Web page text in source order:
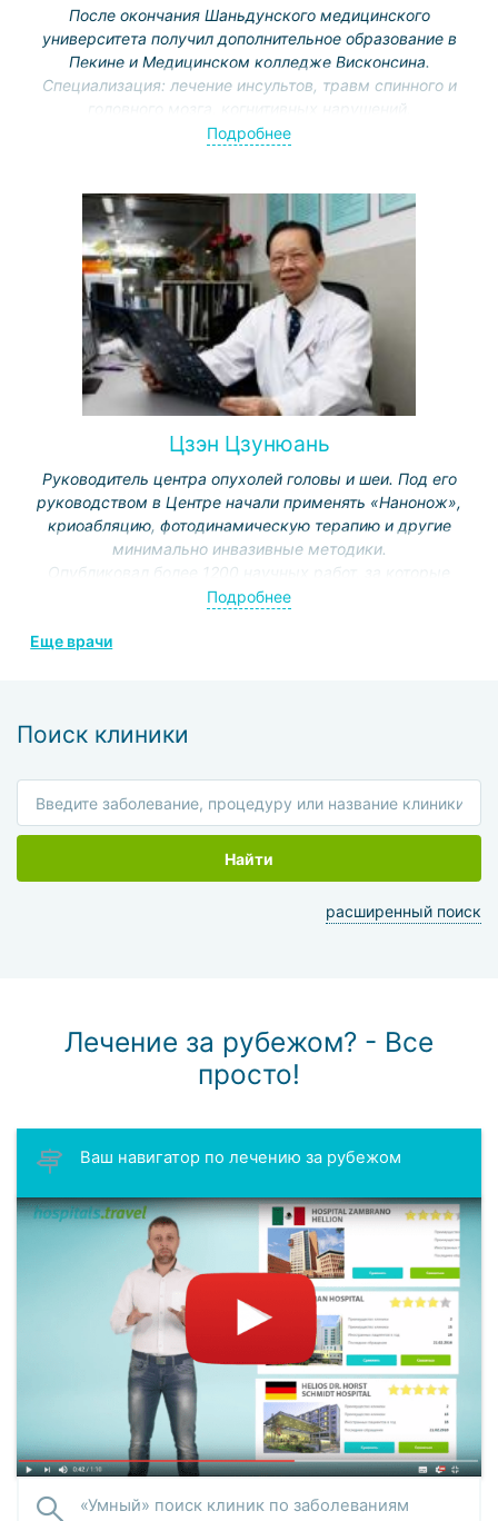
После окончания Шаньдунского медицинского
университета получил дополнительное образование в
Пекине и Медицинском колледже Висконсина.
Специализация: лечение инсультов, травм спинного и
головного мозга, когнитивных нарушений.
Удостоился наград от Министерства образования,
физической и реабилитационной медицины, вице-
директор Пекинского общества реабилитологии и
Комитета нейрореабилитации.
Подробнее
Цзэн Цзунюань
Руководитель центра опухолей головы и шеи. Под его
руководством в Центре начали применять «Нанонож»,
криоабляцию, фотодинамическую терапию и другие
минимально инвазивные методики.
Опубликовал более 1200 научных работ, за которые
получил ряд престижных наград.
головы и шеи», «Клиническая онкология»,
Подробнее
Еще врачи
Поиск клиники
Найти
расширенный поиск
Лечение за рубежом? - Все
просто!
Ваш навигатор по лечению за рубежом
«Умный» поиск клиник по заболеваниям